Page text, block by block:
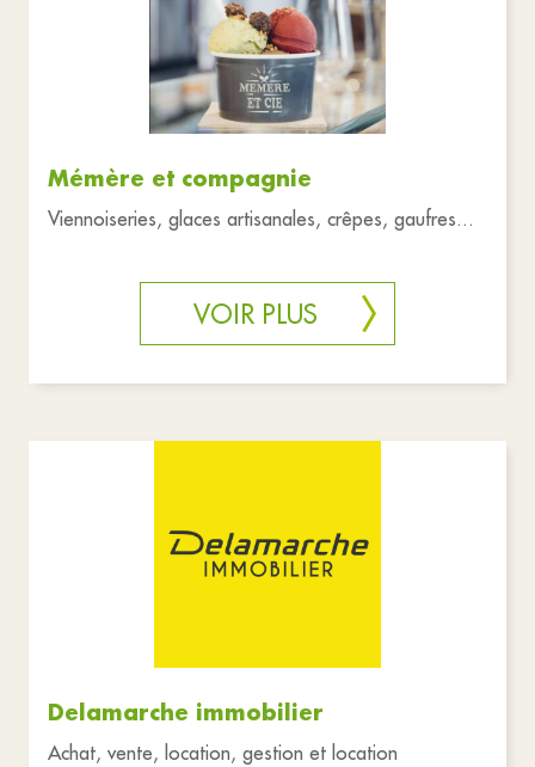
Mémère et compagnie
Viennoiseries, glaces artisanales, crêpes, gaufres...
VOIR PLUS
Delamarche immobilier
Achat, vente, location, gestion et location